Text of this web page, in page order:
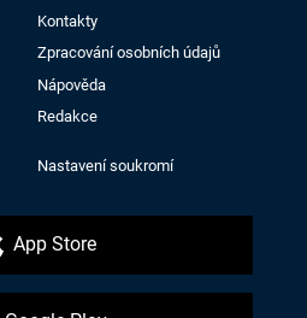
Kontakty
Zpracování osobních údajů
Nápověda
Redakce
Nastavení soukromí
App Store